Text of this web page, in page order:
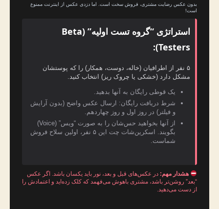
بدون عکس رضایت مشتری، فروش سخت است. اما دزدی عکس از اینترنت ممنوع
است!
استراتژی “گروه تست اولیه” (Beta
Testers):
۵ نفر از اطرافیان (خاله، دوست، همکار) را که پوستشان
مشکل دارد (خشکی یا چروک ریز) انتخاب کنید.
یک قوطی رایگان به آنها بدهید.
شرط دریافت رایگان: ارسال عکس واضح (بدون آرایش
و فیلتر) در روز اول و روز چهاردهم.
از آنها بخواهید حس‌شان را به صورت “ویس” (Voice)
بگویند. اسکرین‌شات چت این ۵ نفر، اولین سلاح فروش
شماست.
هشدار مهم: در عکس‌های قبل و بعد، نور باید یکسان باشد. اگر عکس
“بعد” روشن‌تر باشد، مشتری باهوش می‌فهمد که کلک زده‌اید و اعتمادش را
از دست می‌دهید.